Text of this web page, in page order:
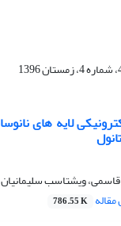
ویشتاسب سلیمانیان
786.55 K